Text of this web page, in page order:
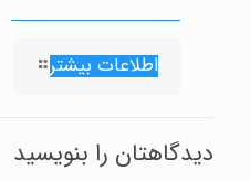
اطلاعات بیشتر
دیدگاهتان را بنویسید